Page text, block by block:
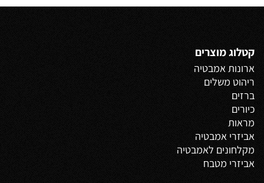
קטלוג מוצרים
ארונות אמבטיה
ריהוט משלים
ברזים
כיורים
מראות
אביזרי אמבטיה
מקלחונים לאמבטיה
אביזרי מטבח